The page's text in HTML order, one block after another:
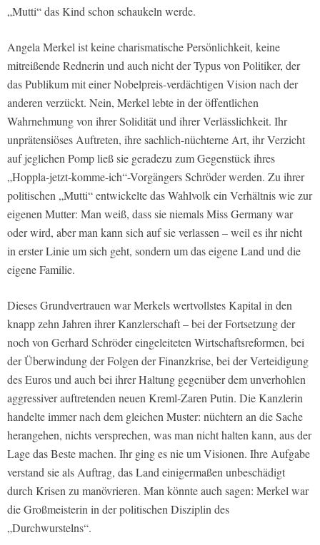
„Mutti“ das Kind schon schaukeln werde.
Angela Merkel ist keine charismatische Persönlichkeit, keine
mitreißende Rednerin und auch nicht der Typus von Politiker, der
das Publikum mit einer Nobelpreis-verdächtigen Vision nach der
anderen verzückt. Nein, Merkel lebte in der öffentlichen
Wahrnehmung von ihrer Solidität und ihrer Verlässlichkeit. Ihr
unprätensiöses Auftreten, ihre sachlich-nüchterne Art, ihr Verzicht
auf jeglichen Pomp ließ sie geradezu zum Gegenstück ihres
„Hoppla-jetzt-komme-ich“-Vorgängers Schröder werden. Zu ihrer
politischen „Mutti“ entwickelte das Wahlvolk ein Verhältnis wie zur
eigenen Mutter: Man weiß, dass sie niemals Miss Germany war
oder wird, aber man kann sich auf sie verlassen – weil es ihr nicht
in erster Linie um sich geht, sondern um das eigene Land und die
eigene Familie.
Dieses Grundvertrauen war Merkels wertvollstes Kapital in den
knapp zehn Jahren ihrer Kanzlerschaft – bei der Fortsetzung der
noch von Gerhard Schröder eingeleiteten Wirtschaftsreformen, bei
der Überwindung der Folgen der Finanzkrise, bei der Verteidigung
des Euros und auch bei ihrer Haltung gegenüber dem unverhohlen
aggressiver auftretenden neuen Kreml-Zaren Putin. Die Kanzlerin
handelte immer nach dem gleichen Muster: nüchtern an die Sache
herangehen, nichts versprechen, was man nicht halten kann, aus der
Lage das Beste machen. Ihr ging es nie um Visionen. Ihre Aufgabe
verstand sie als Auftrag, das Land einigermaßen unbeschädigt
durch Krisen zu manövrieren. Man könnte auch sagen: Merkel war
die Großmeisterin in der politischen Disziplin des
„Durchwurstelns“.